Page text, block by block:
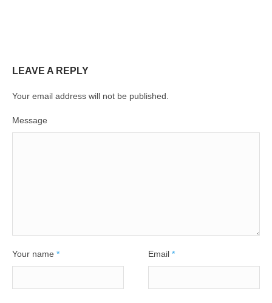
LEAVE A REPLY
Your email address will not be published.
Message
Your name * Email *